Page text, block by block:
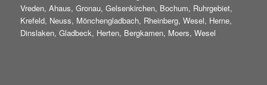
Vreden, Ahaus, Gronau, Gelsenkirchen, Bochum, Ruhrgebiet,
Krefeld, Neuss, Mönchengladbach, Rheinberg, Wesel, Herne,
Dinslaken, Gladbeck, Herten, Bergkamen, Moers, Wesel